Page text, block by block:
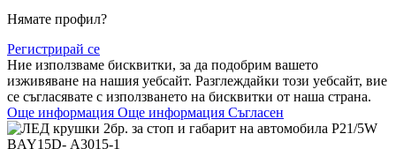
Нямате профил?
Регистрирай се
Ние използваме бисквитки, за да подобрим вашето
изживяване на нашия уебсайт. Разглеждайки този уебсайт, вие
се съгласявате с използването на бисквитки от наша страна.
Още информация Още информация Съгласен